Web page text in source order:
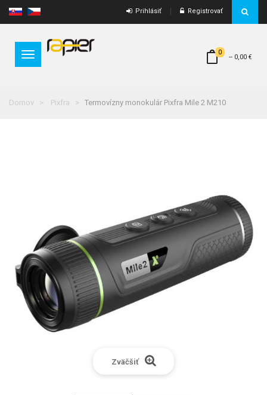
Prihlásiť Registrovať
0
-- 0,00 €
Toggle
Domov Pixfra Termovízny monokulár Pixfra Mile 2 M210
Zväčšiť